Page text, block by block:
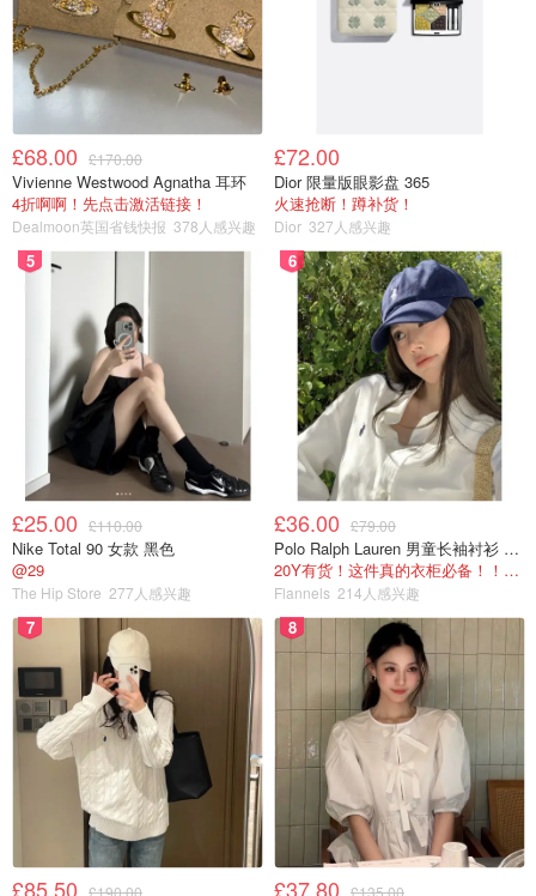
适用月龄：3个月以上
价格：$14.99
推荐指数：🌟🌟🌟🌟
使用心得：
英国品牌，也是朋友强烈推荐才入的。分有尾巴和无尾巴
款，我买的是有尾巴的，后来和朋友的无尾巴款比较了一
下，其实我个人感觉差别不大，无非就是有尾巴的多了个好
啃咬的地方，宝宝也更容易抓住，对于小月龄抓握能力还不
太强的宝宝来说有尾巴的确实更方便些～
🐒 FDA硅胶材质，安全又柔软，不含BPA、铅和有害化学
物质，不易致敏。
🐒小猴子卡通立体造型，细长的手臂，宝宝更好抓握，而且
小头大身子的造型可防止宝宝吞入过度造成戳伤口腔。
🐒 颜色选择很多，造型也可爱，宝宝很喜欢。
🐒牙胶与牙刷二合一，柔软又有弹性的凸起颗粒刷头可以有
效按摩宝宝的牙床，缓解宝宝的出牙不适。
£68.00 £170.00
Vivienne Westwood Agnatha 耳环
4折啊啊！先点击激活链接！
Dealmoon英国省钱快报 378人感兴趣
£72.00
Dior 限量版眼影盘 365
火速抢断！蹲补货！
Dior 327人感兴趣
5
£25.00 £110.00
Nike Total 90 女款 黑色
@29
The Hip Store 277人感兴趣
6
£36.00 £79.00
Polo Ralph Lauren 男童长袖衬衫 Oxford
20Y有货！这件真的衣柜必备！！@蜜子不爱吃
Flannels 214人感兴趣
7
£85.50
8
£37.80